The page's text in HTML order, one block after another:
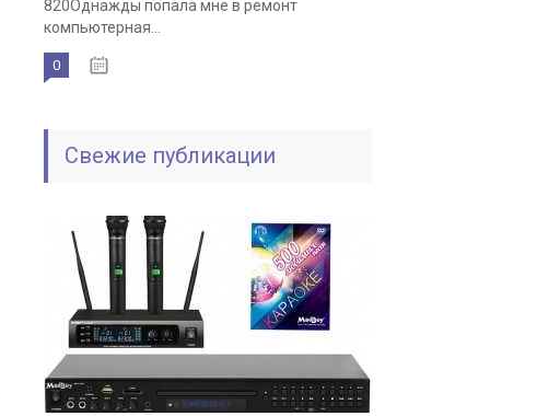
820Однажды попала мне в ремонт
компьютерная...
0
Свежие публикации